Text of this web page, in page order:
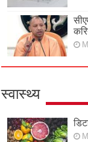
स्वास्थ्य